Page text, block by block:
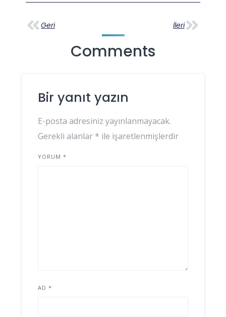
Geri İleri
Comments
Bir yanıt yazın
E-posta adresiniz yayınlanmayacak.
Gerekli alanlar * ile işaretlenmişlerdir
YORUM *
AD *